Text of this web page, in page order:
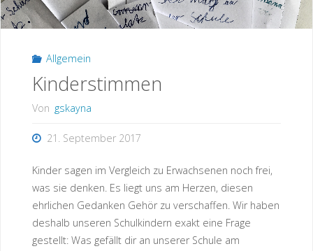
Allgemein
Kinderstimmen
Von gskayna
21. September 2017
Kinder sagen im Vergleich zu Erwachsenen noch frei,
was sie denken. Es liegt uns am Herzen, diesen
ehrlichen Gedanken Gehör zu verschaffen. Wir haben
deshalb unseren Schulkindern exakt eine Frage
gestellt: Was gefällt dir an unserer Schule am